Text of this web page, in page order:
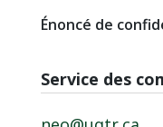
Énoncé de
Service des